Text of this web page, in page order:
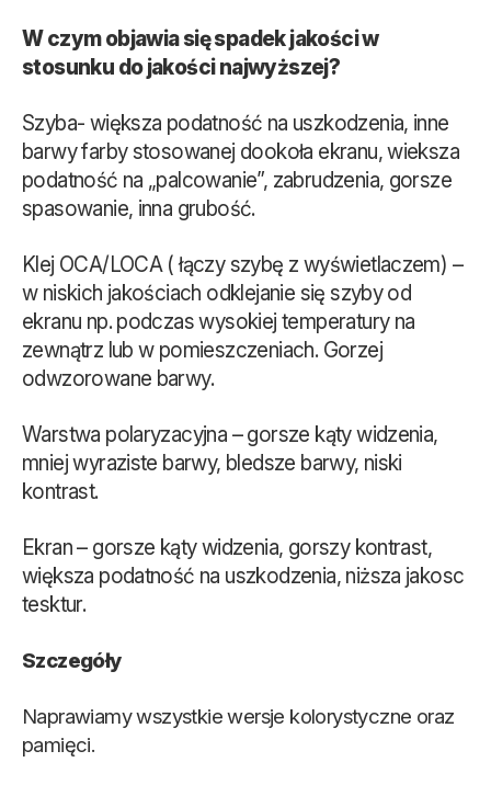
W czym objawia się spadek jakości w
stosunku do jakości najwyższej?
Szyba- większa podatność na uszkodzenia, inne
barwy farby stosowanej dookoła ekranu, wieksza
podatność na „palcowanie”, zabrudzenia, gorsze
spasowanie, inna grubość.
Klej OCA/LOCA ( łączy szybę z wyświetlaczem) –
w niskich jakościach odklejanie się szyby od
ekranu np. podczas wysokiej temperatury na
zewnątrz lub w pomieszczeniach. Gorzej
odwzorowane barwy.
Warstwa polaryzacyjna – gorsze kąty widzenia,
mniej wyraziste barwy, bledsze barwy, niski
kontrast.
Ekran – gorsze kąty widzenia, gorszy kontrast,
większa podatność na uszkodzenia, niższa jakosc
tesktur.
Szczegóły
Naprawiamy wszystkie wersje kolorystyczne oraz
pamięci.